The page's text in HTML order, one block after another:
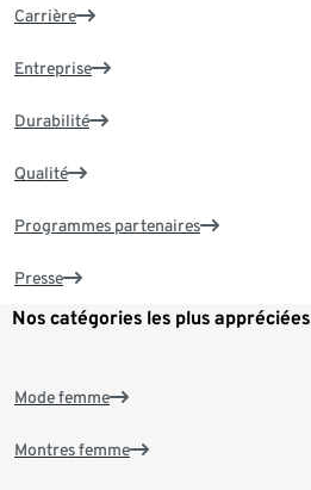
Carrière
Entreprise
Durabilité
Qualité
Programmes partenaires
Presse
Nos catégories les plus appréciées
Mode femme
Montres femme